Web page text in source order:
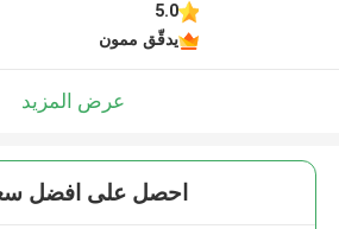
5.0
يدقّق ممون
عرض المزيد
احصل على افضل